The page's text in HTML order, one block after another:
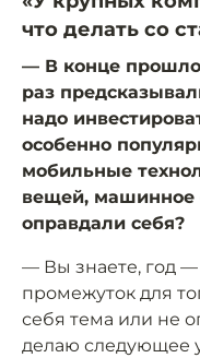
что делать со
— В конце
раз
надо
особенно
мобильные
вещей, машинное
оправдали себя?
— Вы знаете, год —
промежуток для
себя тема или не
делаю следующее